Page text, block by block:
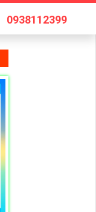
0938112399